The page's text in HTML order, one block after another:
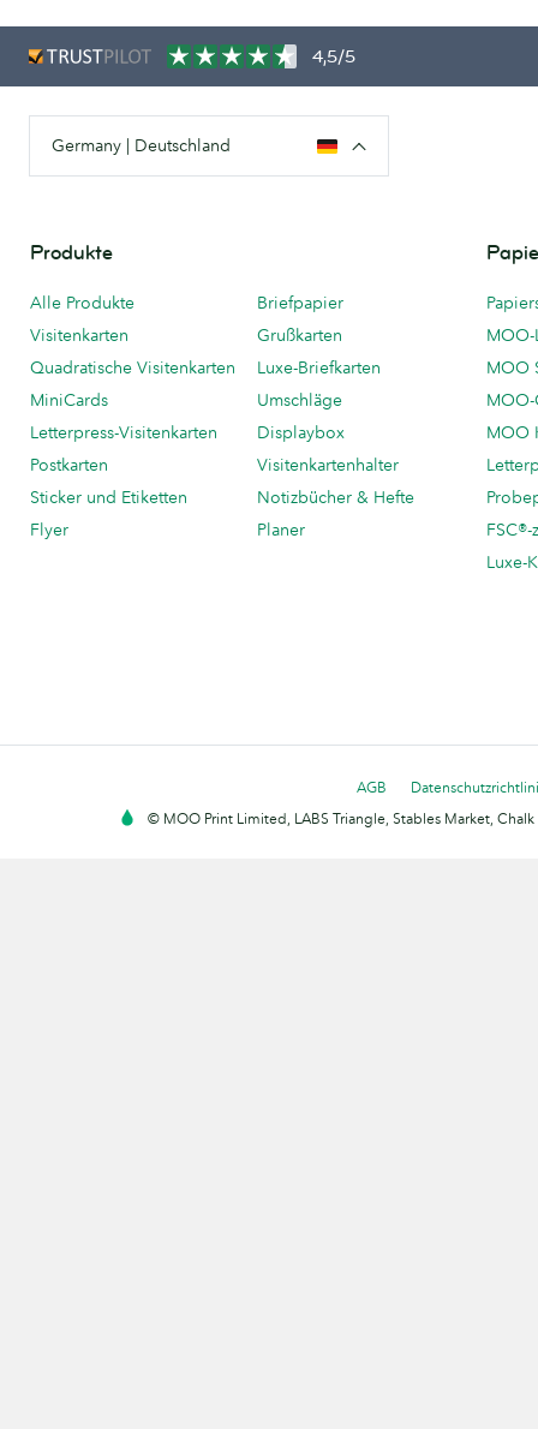
4,5/5
Germany | Deutschland
Produkte
Alle Produkte
Visitenkarten
Quadratische Visitenkarten
MiniCards
Letterpress-Visitenkarten
Postkarten
Sticker und Etiketten
Flyer
Briefpapier
Grußkarten
Luxe-Briefkarten
Umschläge
Displaybox
Visitenkartenhalter
Notizbücher & Hefte
Planer
MOO-
MOO
MOO
Luxe-
AGB
© MOO Print Limited, LABS Triangle, Stables Market,